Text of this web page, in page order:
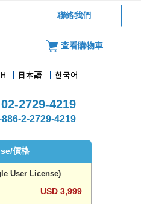
聯絡我們
查看購物車
02-2729-4219
2-2729-4219
價格
User License)
USD 3,999